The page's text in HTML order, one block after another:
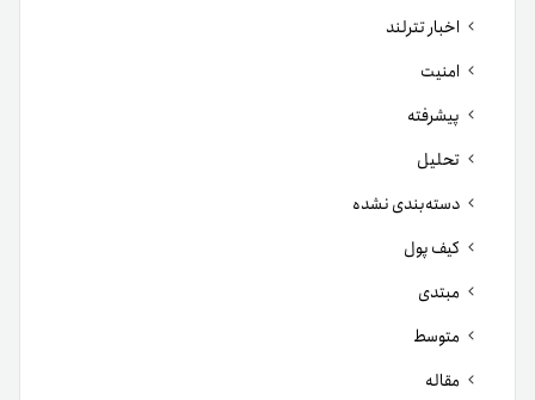
اخبار تترلند
امنیت
پیشرفته
تحلیل
دسته‌بندی نشده
کیف پول
مبتدی
متوسط
مقاله